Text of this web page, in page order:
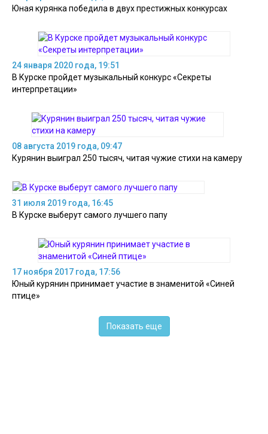
Юная курянка победила в двух престижных конкурсах
24 января 2020 года, 19:51
В Курске пройдет музыкальный конкурс «Секреты
интерпретации»
08 августа 2019 года, 09:47
Курянин выиграл 250 тысяч, читая чужие стихи на камеру
31 июля 2019 года, 16:45
В Курске выберут самого лучшего папу
17 ноября 2017 года, 17:56
Юный курянин принимает участие в знаменитой «Синей
птице»
Показать еще